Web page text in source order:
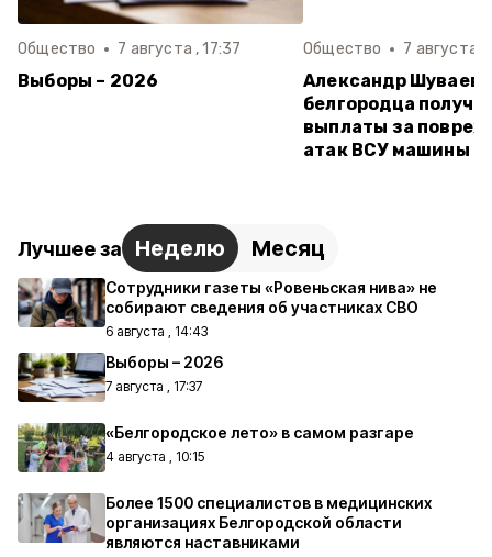
Общество 7 августа , 17:37
Выборы – 2026
Общество 7 августа ,
Александр Шуваев:
белгородца
выплаты за
атак ВСУ машины
Лучшее за Неделю Месяц
Сотрудники газеты «Ровеньская нива» не
собирают сведения об участниках СВО
6 августа , 14:43
Выборы – 2026
7 августа , 17:37
«Белгородское лето» в самом разгаре
4 августа , 10:15
Более 1500 специалистов в медицинских
организациях Белгородской области
являются наставниками